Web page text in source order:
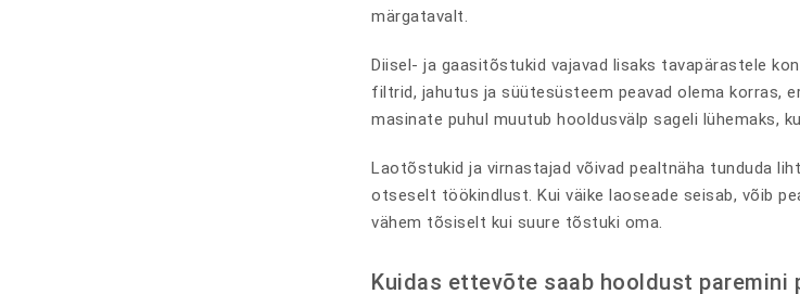
märgatavalt.
Diisel- ja gaasitõstukid vajavad lisaks tavapärastele
filtrid, jahutus ja süütesüsteem peavad olema korras,
masinate puhul muutub hooldusvälp sageli lühemaks,
Laotõstukid ja virnastajad võivad pealtnäha tunduda
otseselt töökindlust. Kui väike laoseade seisab, võib
vähem tõsiselt kui suure tõstuki oma.
Kuidas ettevõte saab hooldust paremini